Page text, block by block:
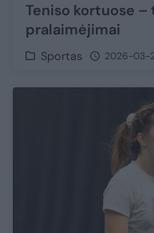
Teniso kortuose
pralaimėjimai
Sportas 2026-03-